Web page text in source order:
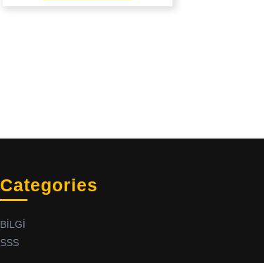
Categories
BİLGİ
SSS